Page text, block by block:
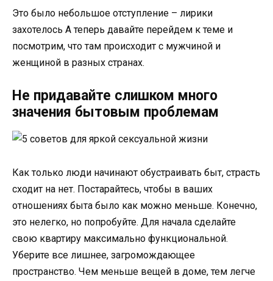
Это было небольшое отступление – лирики
захотелось А теперь давайте перейдем к теме и
посмотрим, что там происходит с мужчиной и
женщиной в разных странах.
Не придавайте слишком много
значения бытовым проблемам
Как только люди начинают обустраивать быт, страсть
сходит на нет. Постарайтесь, чтобы в ваших
отношениях быта было как можно меньше. Конечно,
это нелегко, но попробуйте. Для начала сделайте
свою квартиру максимально функциональной.
Уберите все лишнее, загромождающее
пространство. Чем меньше вещей в доме, тем легче